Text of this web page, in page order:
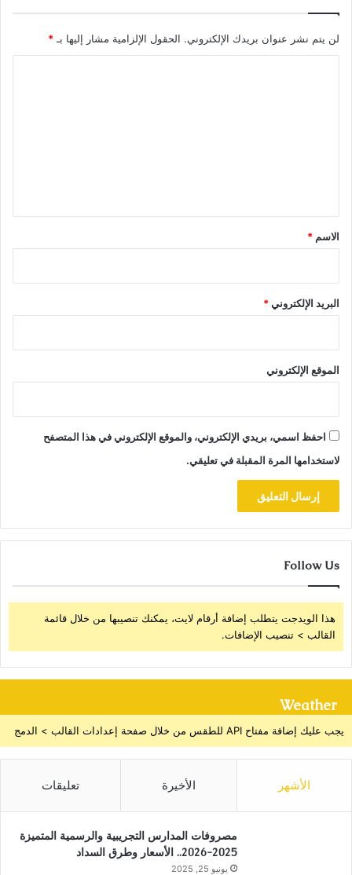
لن يتم نشر عنوان بريدك الإلكتروني. الحقول الإلزامية مشار إليها بـ *
*
الاسم *
البريد الإلكتروني*
الموقع الإلكتروني
احفظ اسمي، بريدي الإلكتروني، والموقع الإلكتروني في هذا المتصفح
لاستخدامها المرة المقبلة في تعليقي.
Follow Us
هذا الويدجت يتطلب إضافة أرقام لايت، يمكنك تنصيبها من خلال قائمة
القالب > تنصيب الإضافات.
Weather
يجب عليك إضافة مفتاح API للطقس من خلال صفحة إعدادات القالب > الدمج
الأشهر الأخيرة تعليقات
مصروفات المدارس التجريبية والرسمية المتميزة
2025-2026.. الأسعار وطرق السداد
يونيو 25, 2025